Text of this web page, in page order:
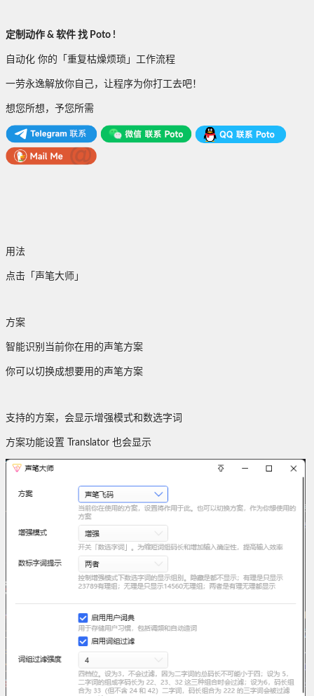
定制动作 & 软件 找 Poto !
自动化 你的「重复枯燥烦琐」工作流程
一劳永逸解放你自己，让程序为你打工去吧！
想您所想，予您所需
用法
点击「声笔大师」
方案
智能识别当前你在用的声笔方案
你可以切换成想要用的声笔方案
支持的方案，会显示增强模式和数选字词
方案功能设置 Translator 也会显示